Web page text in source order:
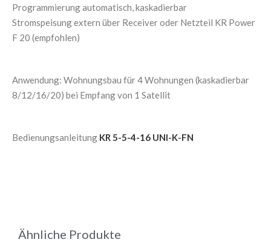
Programmierung automatisch, kaskadierbar
Stromspeisung extern über Receiver oder Netzteil KR Power
F 20 (empfohlen)
Anwendung: Wohnungsbau für 4 Wohnungen (kaskadierbar
8/12/16/20) bei Empfang von 1 Satellit
Bedienungsanleitung KR 5-5-4-16 UNI-K-FN
Ähnliche Produkte